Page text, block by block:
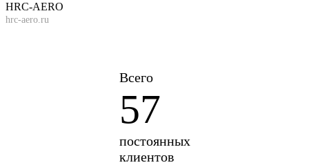
HRC-AERO
hrc-aero.ru
Всего
57
постоянных
клиентов